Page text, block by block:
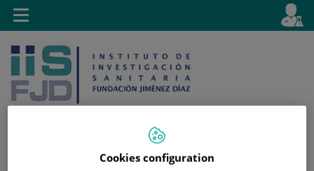
Saltar al contenido
activo
es
Toggle
navigation
Cookies configuration